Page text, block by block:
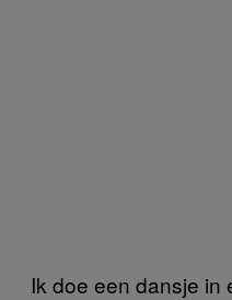
Ik doe een dansje in